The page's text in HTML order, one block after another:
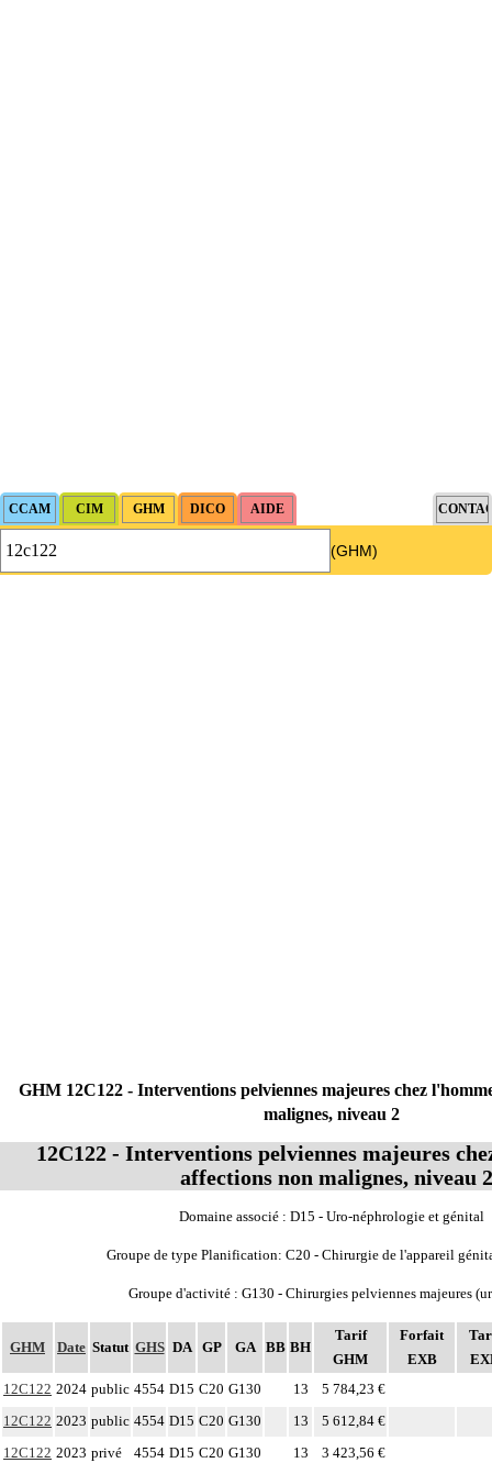
(GHM)
GHM Date Statut GHS DA GP GA BB BH
Tarif
GHM
Forfait
EXB
12C122 2024 public 4554 D15 C20 G130 13
5 784,23 €
12C122 2023 public 4554 D15 C20 G130 13
5 612,84 €
12C122 2023 privé 4554 D15 C20 G130 13
3 423,56 €
GHM 12C122 - Interventions pelviennes majeures chez
malignes, niveau 2
12C122 - Interventions pelviennes majeures
affections non malignes, niveau 2
Domaine associé : D15 - Uro-néphrologie et génital
Groupe de type Planification: C20 - Chirurgie de l'appareil
Groupe d'activité : G130 - Chirurgies pelviennes majeures